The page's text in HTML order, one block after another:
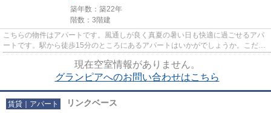
築年数：築22年
階数：3階建
こちらの物件はアパートです。風通しが良く真夏の暑い日も快適に過ごせるアパ
ートです。駅から徒歩15分のところにあるアパートはいかがでしょうか。こだわ
現在空室情報がありません。
グランピアへのお問い合わせはこちら
賃貸｜アパート リンクベース